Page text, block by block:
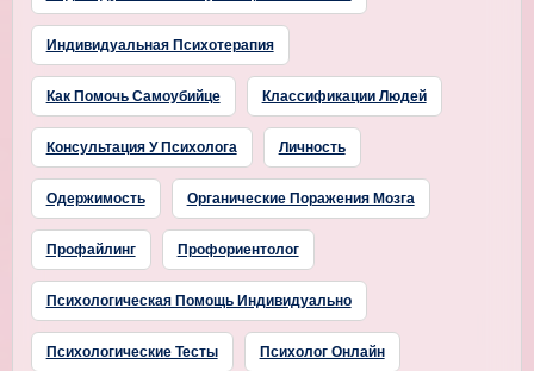
Индивидуальная Психотерапия
Как Помочь Самоубийце Классификации Людей
Консультация У Психолога Личность
Одержимость Органические Поражения Мозга
Профайлинг Профориентолог
Психологическая Помощь Индивидуально
Психологические Тесты Психолог Онлайн